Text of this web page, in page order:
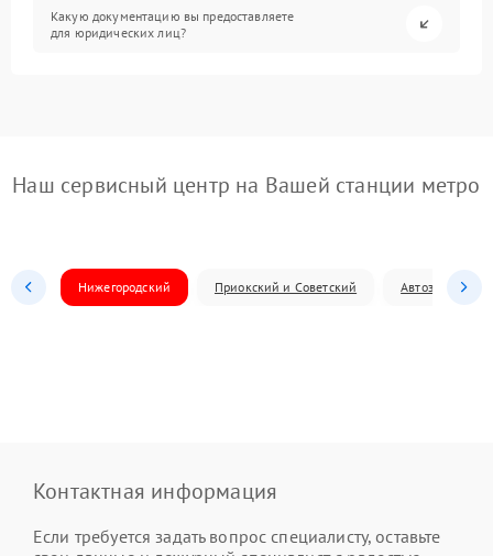
Какую документацию вы предоставляете
для юридических лиц?
Наш сервисный центр на Вашей станции метро
Нижегородский Приокский и Советский Автозаводский
Контактная информация
Если требуется задать вопрос специалисту, оставьте